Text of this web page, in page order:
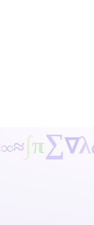
∞≈∫π∑∇λ